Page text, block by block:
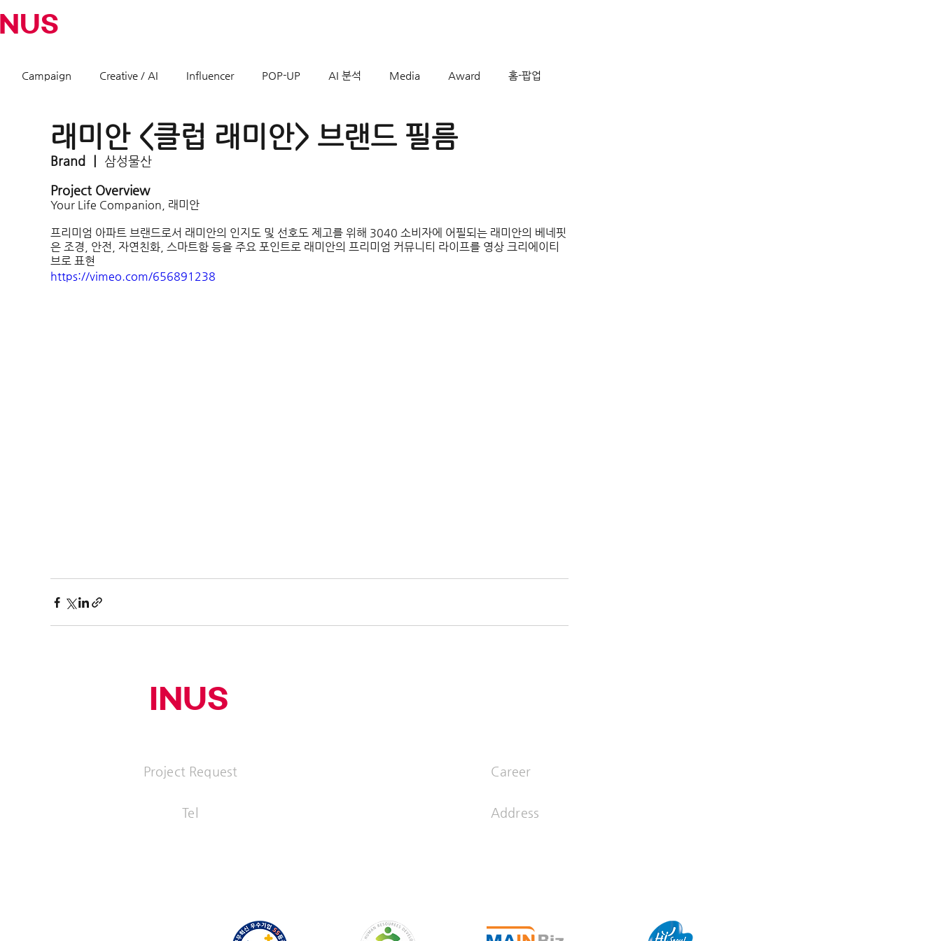
Campaign Creative / AI Influencer POP-UP AI 분석 Media Award 홈-팝업
래미안 <클럽 래미안> 브랜드 필름
Brand ㅣ 삼성물산
Project Overview
Your Life Companion, 래미안
프리미엄 아파트 브랜드로서 래미안의 인지도 및 선호도 제고를 위해 3040 소비자에 어필되는 래미안의 베네핏
은 조경, 안전, 자연친화, 스마트함 등을 주요 포인트로 래미안의 프리미엄 커뮤니티 라이프를 영상 크리에이티
브로 표현
https://vimeo.com/656891238
INUS
Project Request
Tel
Career
Address